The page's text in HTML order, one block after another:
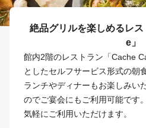
絶品グリルを楽しめるレ
e」
館内2階のレストラン「Cache
としたセルフサービス形式の朝
ランチやディナーもお楽しみい
のでご宴会にもご利用可能です
気軽にご利用いただけます。